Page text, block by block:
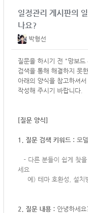
일정관리 게시판의
나요?
박형선
질문을 하시기 전 "망보
검색을 통해 해결하지 못
아래의 양식을 참고하셔서
작성해 주시기 바랍니다.
[질문 양식]
1. 질문 검색 키워드 : 모
- 다른 분들이 쉽게 찾
세요
예) 테마 호환성, 설치
2. 질문 내용 : 안녕하세요